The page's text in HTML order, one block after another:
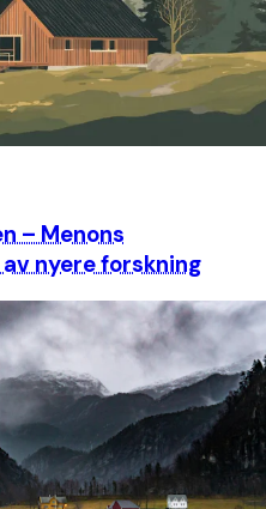
– Menons
nyere forskning